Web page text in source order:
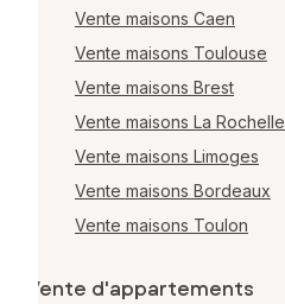
Vente maisons Caen
Vente maisons Toulouse
Vente maisons Brest
Vente maisons La Rochelle
Vente maisons Limoges
Vente maisons Bordeaux
Vente maisons Toulon
Vente d'appartements